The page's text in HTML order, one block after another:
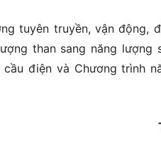
tuyên truyền, vận động,
than sang năng lượng
điện và Chương trình